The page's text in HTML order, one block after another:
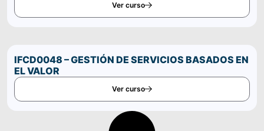
Ver curso
IFCD0048 – GESTIÓN DE SERVICIOS BASADOS EN
EL VALOR
Ver curso